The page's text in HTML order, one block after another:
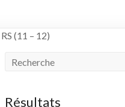
(11 – 12)
Résultats